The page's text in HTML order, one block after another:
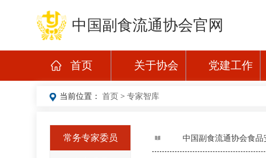
中国副食流通协会官网
首页 关于协会 党建工作
当前位置： 首页 > 专家智库
常务专家委员 中国副食流通协会食